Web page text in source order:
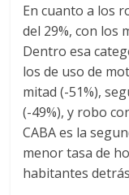
En cuanto a los
del 29%, con los
Dentro esa
los de uso de
mitad (-51%),
(-49%), y robo
CABA es la
menor tasa de
habitantes